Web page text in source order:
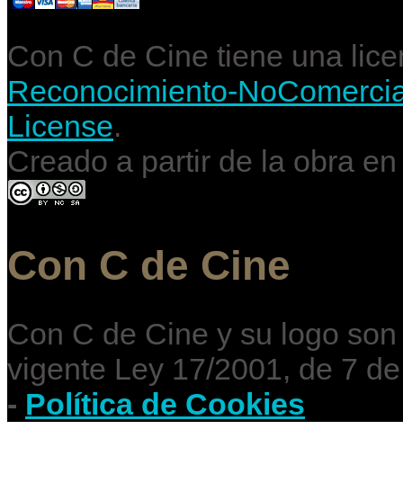
Con C de Cine tiene una
Reconocimiento-
License.
Creado a partir de la obra
Con C de Cine
Con C de Cine y su logo
vigente Ley 17/2001, de 7
- Política de Cookies